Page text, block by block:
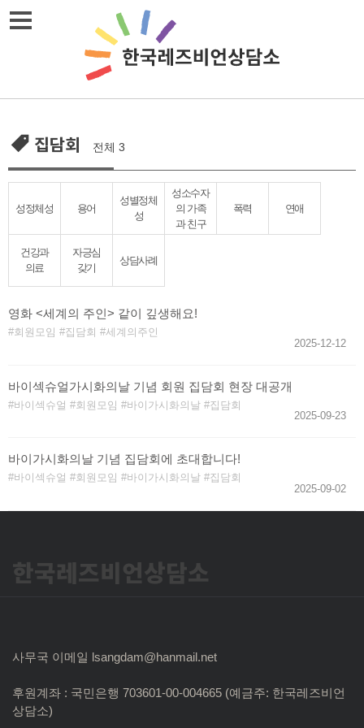
Skip
집담회 전체 3
성정체성 용어
성별정체
성
성소수자
의 가족
과 친구
폭력 연애
건강과
의료
자긍심
갖기
상담사례
영화 <세계의 주인> 같이 깊생해요!
회원모임 집담회
세계의주인
2025-12-12
바이섹슈얼가시화의날 기념 회원 집담회 현장 대공개
바이섹슈얼 회원모임 바이가시화의날
집담회
2025-09-23
바이가시화의날 기념 집담회에 초대합니다!
바이섹슈얼 회원모임 바이가시화의날
집담회
2025-09-02
한국레즈비언상담소
사무국 이메일 lsangdam@hanmail.net
후원계좌 : 국민은행 703601-00-004665 (예금주: 한국레즈비언
상담소)